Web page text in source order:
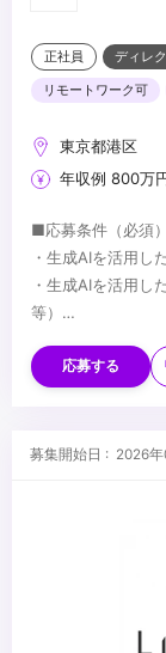
正社員 ディレ
リモートワーク可
東京都港区
年収例 800万
■応募条件（必須）
・生成AIを活用し
・生成AIを活用し
等）
主体的に動ける行
・論理性と客観性
・SNSマーケティ
・動画コンテンツ
ティブ改善経験
■求める人物像
・サービス、アプ
応募する
募集開始日 : 2026年